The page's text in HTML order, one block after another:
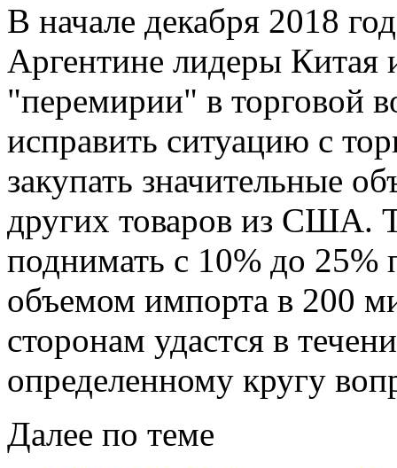
В начале декабря 2018
Аргентине лидеры
"перемирии" в торговой
исправить ситуацию с
закупать значительные
других товаров из США.
поднимать с 10% до
объемом импорта в 200
сторонам удастся в
определенному кругу
Далее по теме